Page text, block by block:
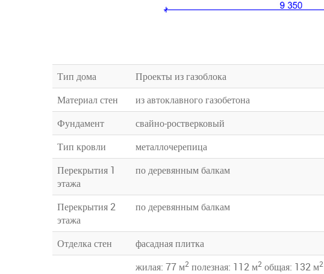
Тип дома
Проекты из газоблока
Материал стен
из автоклавного газобетона
Фундамент
свайно-ростверковый
Тип кровли
металлочерепица
Перекрытия 1
этажа
по деревянным балкам
Перекрытия 2
этажа
по деревянным балкам
Отделка стен фасадная плитка
жилая: 77 м2 полезная: 112 м2 общая: 132 м2